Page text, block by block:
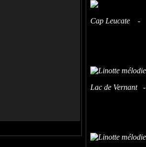
Cap Leucate -
Lac de Vernant